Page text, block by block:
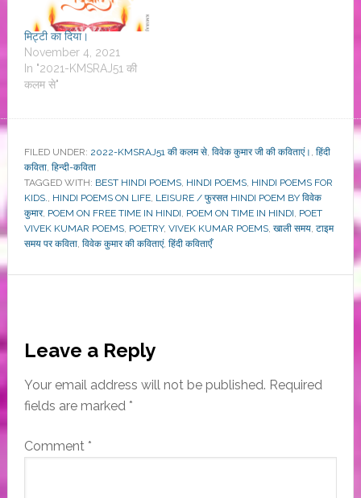
मिट्टी का दिया।
November 4, 2021
In "2021-KMSRAJ51 की
कलम से"
FILED UNDER: 2022-KMSRAJ51 की कलम से, विवेक कुमार जी की कविताएं। , हिंदी
कविता, हिन्दी-कविता
TAGGED WITH: BEST HINDI POEMS, HINDI POEMS, HINDI POEMS FOR
KIDS., HINDI POEMS ON LIFE, LEISURE / फुरसत HINDI POEM BY विवेक
कुमार, POEM ON FREE TIME IN HINDI, POEM ON TIME IN HINDI, POET
VIVEK KUMAR POEMS, POETRY, VIVEK KUMAR POEMS, खाली समय, टाइम
समय पर कविता, विवेक कुमार की कविताएं, हिंदी कविताएँ
Reader
Interactions
Leave a Reply
Your email address will not be published. Required
fields are marked *
Comment *